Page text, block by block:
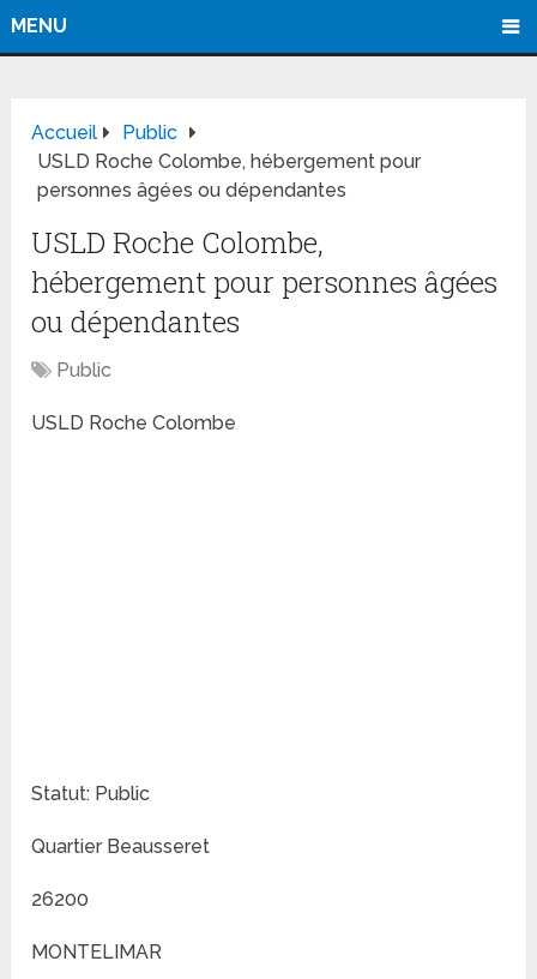
MENU
Accueil
Public
USLD Roche Colombe, hébergement pour
personnes âgées ou dépendantes
USLD Roche Colombe,
hébergement pour personnes âgées
ou dépendantes
Public
USLD Roche Colombe
Statut: Public
Quartier Beausseret
26200
MONTELIMAR